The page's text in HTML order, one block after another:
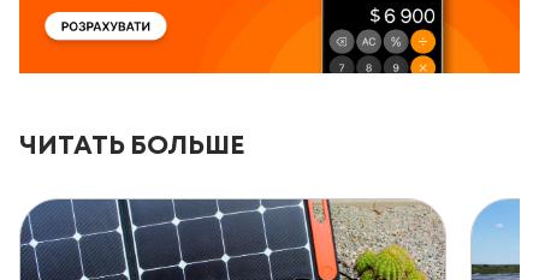
ЧИТАТЬ БОЛЬШЕ